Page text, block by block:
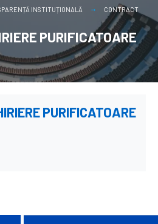
INSTITUȚIONALĂ
CONTRACT
PURIFICATOARE
PURIFICATOARE